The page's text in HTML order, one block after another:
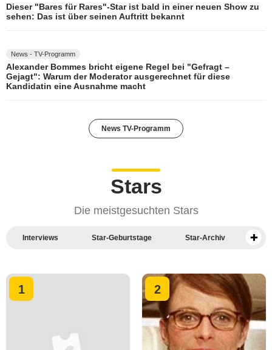
Dieser "Bares für Rares"-Star ist bald in einer neuen Show zu
sehen: Das ist über seinen Auftritt bekannt
News - TV-Programm
Alexander Bommes bricht eigene Regel bei "Gefragt –
Gejagt": Warum der Moderator ausgerechnet für diese
Kandidatin eine Ausnahme macht
News TV-Programm
Stars
Die meistgesuchten Stars
Interviews Star-Geburtstage Star-Archiv
Amerikanische Stars
1 2